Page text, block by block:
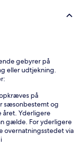
gebyrer på
eller udtjekning.
på
sæsonbestemt og
Yderligere
gælde. For yderligere
overnatningsstedet via